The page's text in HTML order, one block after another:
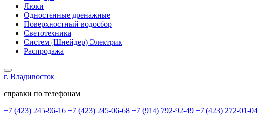
Люки
Одностенные дренажные
Поверхностный водосбор
Светотехника
Систем (Шнейдер) Электрик
Распродажа
г. Владивосток
справки по телефонам
+7 (423) 245-96-16 +7 (423) 245-06-68 +7 (914) 792-92-49 +7 (423) 272-01-04